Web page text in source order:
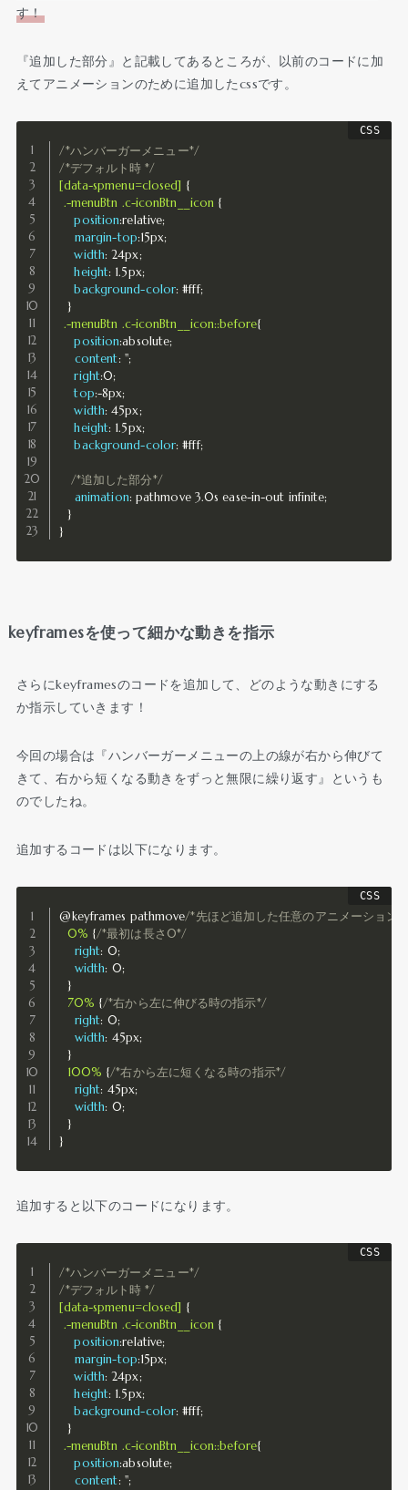
す！
『追加した部分』と記載してあるところが、以前のコードに加
えてアニメーションのために追加したcssです。
/*ハンバーガーメニュー*/
/*デフォルト時 */
[data-spmenu=closed] {
.-menuBtn .c-iconBtn__icon {
position:relative;
margin-top:15px;
width: 24px;
height: 1.5px;
background-color: #fff;
}
.-menuBtn .c-iconBtn__icon::before{
position:absolute;
content: '';
right:0;
top:-8px;
width: 45px;
height: 1.5px;
background-color: #fff;
/*追加した部分*/
animation: pathmove 3.0s ease-in-out infinite;
}
}
keyframesを使って細かな動きを指示
さらにkeyframesのコードを追加して、どのような動きにする
か指示していきます！
今回の場合は『ハンバーガーメニューの上の線が右から伸びて
きて、右から短くなる動きをずっと無限に繰り返す』というも
のでしたね。
追加するコードは以下になります。
@keyframes pathmove/*先ほど追加した任意のアニメーション
0% {/*最初は長さ0*/
right: 0;
width: 0;
}
70% {/*右から左に伸びる時の指示*/
right: 0;
width: 45px;
}
100% {/*右から左に短くなる時の指示*/
right: 45px;
width: 0;
}
}
追加すると以下のコードになります。
/*ハンバーガーメニュー*/
/*デフォルト時 */
[data-spmenu=closed] {
.-menuBtn .c-iconBtn__icon {
position:relative;
margin-top:15px;
width: 24px;
height: 1.5px;
background-color: #fff;
}
.-menuBtn .c-iconBtn__icon::before{
position:absolute;
content: '';